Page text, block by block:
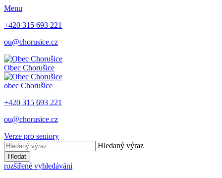
Menu
+420 315 693 221
ou@chorusice.cz
Obec Chorušice
obec Chorušice
+420 315 693 221
ou@chorusice.cz
Verze pro seniory
Hledaný výraz
Hledat
rozšířené vyhledávání